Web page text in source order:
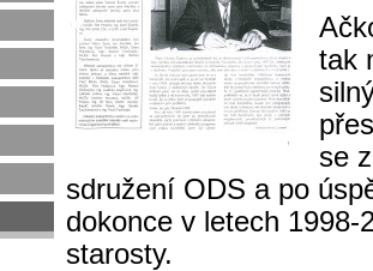
tak
se
sdružení ODS a po
dokonce v letech 1998-
starosty.